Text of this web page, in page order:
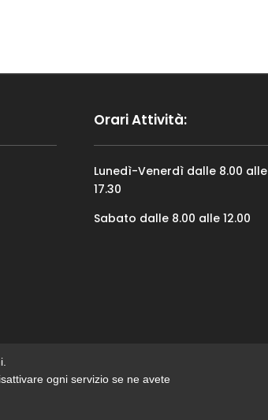
Orari Attività:
Lunedì-Venerdì dalle 8.00 alle
17.30
Sabato dalle 8.00 alle 12.00
ogni servizio se ne avete